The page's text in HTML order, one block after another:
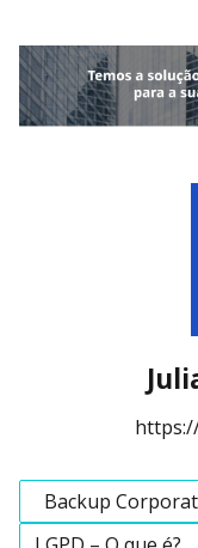
Backup